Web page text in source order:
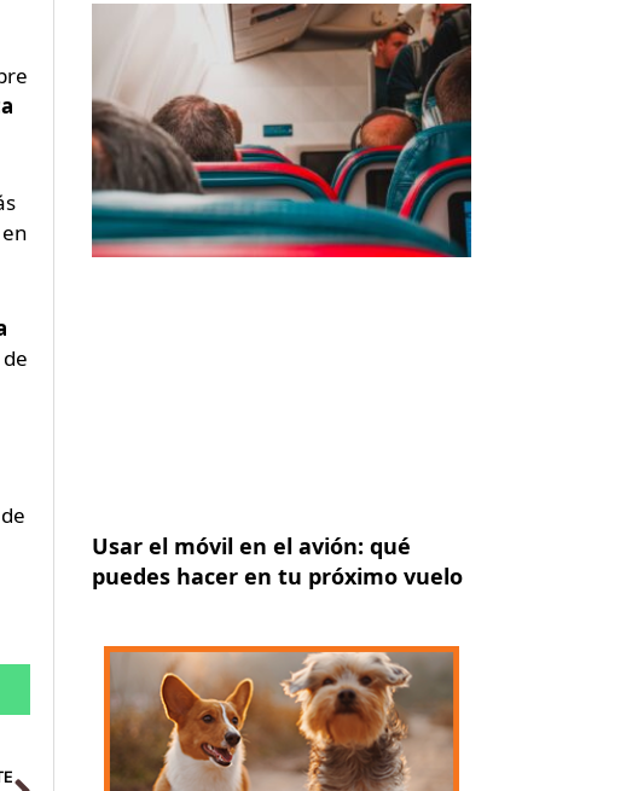
de
Siguiente
Usar el móvil en el avión: qué
puedes hacer en tu próximo vuelo